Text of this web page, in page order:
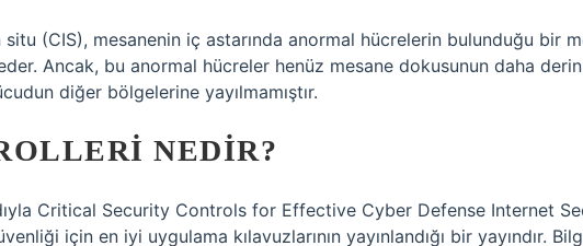
(CIS), mesanenin iç astarında anormal hücrelerin bulunduğu bir
Ancak, bu anormal hücreler henüz mesane dokusunun daha derin
diğer bölgelerine yayılmamıştır.
NEDIR?
Critical Security Controls for Effective Cyber ​​​​Defense Internet
için en iyi uygulama kılavuzlarının yayınlandığı bir yayındır.